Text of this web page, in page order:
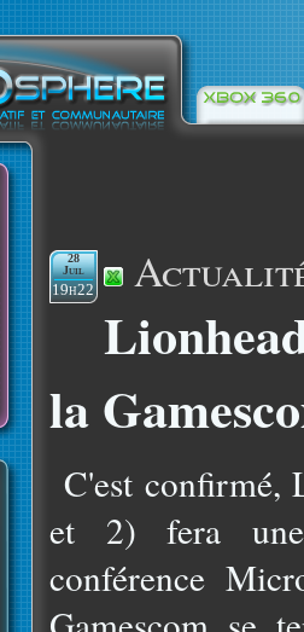
28
Juil
19h22
la
C'est confirmé,
et 2) fera
conférence